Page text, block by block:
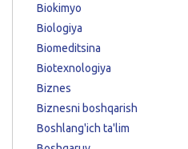
Biokimyo
Biologiya
Biomeditsina
Biotexnologiya
Biznes
Biznesni boshqarish
Boshlang'ich ta'lim